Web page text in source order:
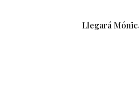
Llegará